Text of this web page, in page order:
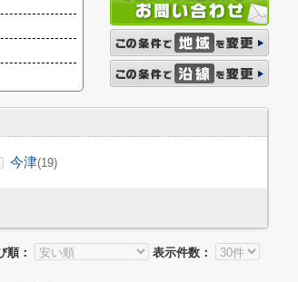
今津(19)
順： 表示件数：